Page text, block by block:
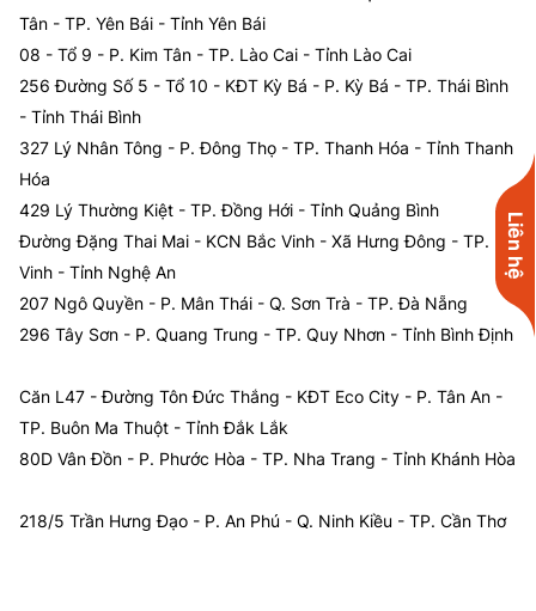
Liên hệ
Tân - TP. Yên Bái - Tỉnh Yên Bái
08 - Tổ 9 - P. Kim Tân - TP. Lào Cai - Tỉnh Lào Cai
256 Đường Số 5 - Tổ 10 - KĐT Kỳ Bá - P. Kỳ Bá - TP. Thái Bình
- Tỉnh Thái Bình
327 Lý Nhân Tông - P. Đông Thọ - TP. Thanh Hóa - Tỉnh Thanh
Hóa
429 Lý Thường Kiệt - TP. Đồng Hới - Tỉnh Quảng Bình
Đường Đặng Thai Mai - KCN Bắc Vinh - Xã Hưng Đông - TP.
Vinh - Tỉnh Nghệ An
207 Ngô Quyền - P. Mân Thái - Q. Sơn Trà - TP. Đà Nẵng
296 Tây Sơn - P. Quang Trung - TP. Quy Nhơn - Tỉnh Bình Định
Căn L47 - Đường Tôn Đức Thắng - KĐT Eco City - P. Tân An -
TP. Buôn Ma Thuột - Tỉnh Đắk Lắk
80D Vân Đồn - P. Phước Hòa - TP. Nha Trang - Tỉnh Khánh Hòa
218/5 Trần Hưng Đạo - P. An Phú - Q. Ninh Kiều - TP. Cần Thơ